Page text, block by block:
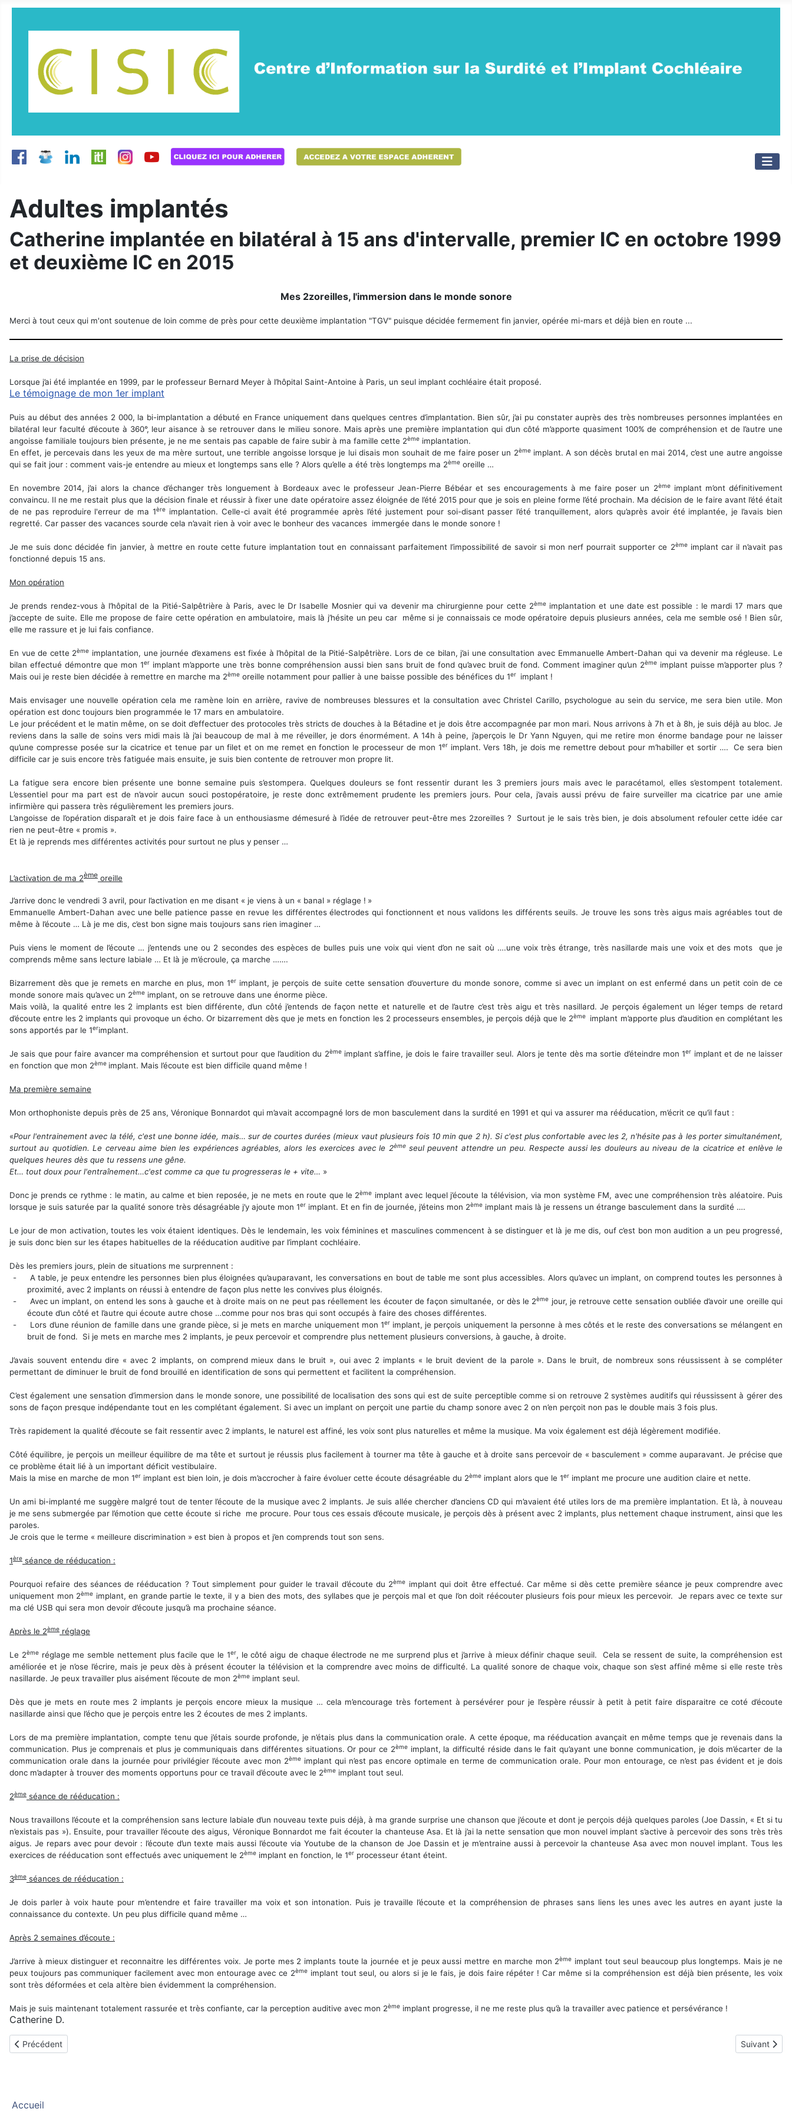
Adultes implantés
Catherine implantée en bilatéral à 15 ans d'intervalle, premier IC en octobre 1999
et deuxième IC en 2015
Mes 2zoreilles, l'immersion dans le monde sonore
Merci à tout ceux qui m'ont soutenue de loin comme de près pour cette deuxième implantation "TGV" puisque décidée fermement fin janvier, opérée mi-mars et déjà bien en route ...
La prise de décision
Lorsque j’ai été implantée en 1999, par le professeur Bernard Meyer à l’hôpital Saint-Antoine à Paris, un seul implant cochléaire était proposé.
Le témoignage de mon 1er implant
Puis au début des années 2 000, la bi-implantation a débuté en France uniquement dans quelques centres d’implantation. Bien sûr, j’ai pu constater auprès des très nombreuses personnes implantées en
bilatéral leur faculté d’écoute à 360°, leur aisance à se retrouver dans le milieu sonore. Mais après une première implantation qui d’un côté m’apporte quasiment 100% de compréhension et de l’autre une
angoisse familiale toujours bien présente, je ne me sentais pas capable de faire subir à ma famille cette 2ème implantation.
En effet, je percevais dans les yeux de ma mère surtout, une terrible angoisse lorsque je lui disais mon souhait de me faire poser un 2èmeimplant. A son décès brutal en mai 2014, c’est une autre angoisse
qui se fait jour : comment vais-je entendre au mieux et longtemps sans elle ? Alors qu’elle a été très longtemps ma 2ème oreille …
En novembre 2014, j’ai alors la chance d’échanger très longuement à Bordeaux avec le professeur Jean-Pierre Bébéar et ses encouragements à me faire poser un 2èmeimplant m’ont définitivement
convaincu. Il ne me restait plus que la décision finale et réussir à fixer une date opératoire assez éloignée de l’été 2015 pour que je sois en pleine forme l’été prochain. Ma décision de le faire avant l’été était
de ne pas reproduire l'erreur de ma 1ère implantation. Celle-ci avait été programmée après l’été justement pour soi-disant passer l’été tranquillement, alors qu’après avoir été implantée, je l’avais bien
regretté. Car passer des vacances sourde cela n’avait rien à voir avec le bonheur des vacances immergée dans le monde sonore !
Je me suis donc décidée fin janvier, à mettre en route cette future implantation tout en connaissant parfaitement l’impossibilité de savoir si mon nerf pourrait supporter ce 2èmeimplant car il n’avait pas
fonctionné depuis 15 ans.
Mon opération
Je prends rendez-vous à l’hôpital de la Pitié-Salpêtrière à Paris, avec le Dr Isabelle Mosnier qui va devenir ma chirurgienne pour cette 2èmeimplantation et une date est possible : le mardi 17 mars que
j’accepte de suite. Elle me propose de faire cette opération en ambulatoire, mais là j’hésite un peu car même si je connaissais ce mode opératoire depuis plusieurs années, cela me semble osé ! Bien sûr,
elle me rassure et je lui fais confiance.
En vue de cette 2ème implantation, une journée d’examens est fixée à l’hôpital de la Pitié-Salpêtrière. Lors de ce bilan, j’ai une consultation avec Emmanuelle Ambert-Dahan qui va devenir ma régleuse. Le
bilan effectué démontre que mon 1erimplant m’apporte une très bonne compréhension aussi bien sans bruit de fond qu’avec bruit de fond. Comment imaginer qu’un 2ème implant puisse m’apporter plus ?
Mais oui je reste bien décidée à remettre en marche ma 2ème oreille notamment pour pallier à une baisse possible des bénéfices du 1er implant !
Mais envisager une nouvelle opération cela me ramène loin en arrière, ravive de nombreuses blessures et la consultation avec Christel Carillo, psychologue au sein du service, me sera bien utile. Mon
opération est donc toujours bien programmée le 17 mars en ambulatoire.
Le jour précédent et le matin même, on se doit d’effectuer des protocoles très stricts de douches à la Bétadine et je dois être accompagnée par mon mari. Nous arrivons à 7h et à 8h, je suis déjà au bloc. Je
reviens dans la salle de soins vers midi mais là j’ai beaucoup de mal à me réveiller, je dors énormément. A 14h à peine, j’aperçois le Dr Yann Nguyen, qui me retire mon énorme bandage pour ne laisser
qu’une compresse posée sur la cicatrice et tenue par un filet et on me remet en fonction le processeur de mon 1erimplant. Vers 18h, je dois me remettre debout pour m’habiller et sortir …. Ce sera bien
difficile car je suis encore très fatiguée mais ensuite, je suis bien contente de retrouver mon propre lit.
La fatigue sera encore bien présente une bonne semaine puis s’estompera. Quelques douleurs se font ressentir durant les 3 premiers jours mais avec le paracétamol, elles s’estompent totalement.
L’essentiel pour ma part est de n’avoir aucun souci postopératoire, je reste donc extrêmement prudente les premiers jours. Pour cela, j’avais aussi prévu de faire surveiller ma cicatrice par une amie
infirmière qui passera très régulièrement les premiers jours.
L’angoisse de l’opération disparaît et je dois faire face à un enthousiasme démesuré à l’idée de retrouver peut-être mes 2zoreilles ? Surtout je le sais très bien, je dois absolument refouler cette idée car
rien ne peut-être « promis ».
Et là je reprends mes différentes activités pour surtout ne plus y penser …
L’activation de ma 2ème oreille
J’arrive donc le vendredi 3 avril, pour l’activation en me disant « je viens à un « banal » réglage ! »
Emmanuelle Ambert-Dahan avec une belle patience passe en revue les différentes électrodes qui fonctionnent et nous validons les différents seuils. Je trouve les sons très aigus mais agréables tout de
même à l’écoute … Là je me dis, c’est bon signe mais toujours sans rien imaginer …
Puis viens le moment de l’écoute … j’entends une ou 2 secondes des espèces de bulles puis une voix qui vient d’on ne sait où ….une voix très étrange, très nasillarde mais une voix et des mots que je
comprends même sans lecture labiale … Et là je m’écroule, ça marche …….
Bizarrement dès que je remets en marche en plus, mon 1er implant, je perçois de suite cette sensation d’ouverture du monde sonore, comme si avec un implant on est enfermé dans un petit coin de ce
monde sonore mais qu’avec un 2ème implant, on se retrouve dans une énorme pièce.
Mais voilà, la qualité entre les 2 implants est bien différente, d’un côté j’entends de façon nette et naturelle et de l’autre c’est très aigu et très nasillard. Je perçois également un léger temps de retard
d’écoute entre les 2 implants qui provoque un écho. Or bizarrement dès que je mets en fonction les 2 processeurs ensembles, je perçois déjà que le 2ème
implant m’apporte plus d’audition en complétant les
sons apportés par le 1erimplant.
Je sais que pour faire avancer ma compréhension et surtout pour que l’audition du 2èmeimplant s’affine, je dois le faire travailler seul. Alors je tente dès ma sortie d’éteindre mon 1er implant et de ne laisser
en fonction que mon 2ème implant. Mais l’écoute est bien difficile quand même !
Ma première semaine
Mon orthophoniste depuis près de 25 ans, Véronique Bonnardot qui m’avait accompagné lors de mon basculement dans la surdité en 1991 et qui va assurer ma rééducation, m’écrit ce qu’il faut :
«Pour l'entrainement avec la télé, c'est une bonne idée, mais… sur de courtes durées (mieux vaut plusieurs fois 10 min que 2 h). Si c'est plus confortable avec les 2, n'hésite pas à les porter simultanément,
surtout au quotidien. Le cerveau aime bien les expériences agréables, alors les exercices avec le 2èmeseul peuvent attendre un peu. Respecte aussi les douleurs au niveau de la cicatrice et enlève le
quelques heures dès que tu ressens une gêne.
Et… tout doux pour l'entraînement…c'est comme ca que tu progresseras le + vite… »
Donc je prends ce rythme : le matin, au calme et bien reposée, je ne mets en route que le 2ème implant avec lequel j’écoute la télévision, via mon système FM, avec une compréhension très aléatoire. Puis
lorsque je suis saturée par la qualité sonore très désagréable j’y ajoute mon 1er implant. Et en fin de journée, j’éteins mon 2ème implant mais là je ressens un étrange basculement dans la surdité ….
Le jour de mon activation, toutes les voix étaient identiques. Dès le lendemain, les voix féminines et masculines commencent à se distinguer et là je me dis, ouf c’est bon mon audition a un peu progressé,
je suis donc bien sur les étapes habituelles de la rééducation auditive par l’implant cochléaire.
Dès les premiers jours, plein de situations me surprennent :
-
A table, je peux entendre les personnes bien plus éloignées qu’auparavant, les conversations en bout de table me sont plus accessibles. Alors qu’avec un implant, on comprend toutes les personnes à
proximité, avec 2 implants on réussi à entendre de façon plus nette les convives plus éloignés.
-
Avec un implant, on entend les sons à gauche et à droite mais on ne peut pas réellement les écouter de façon simultanée, or dès le 2ème jour, je retrouve cette sensation oubliée d’avoir une oreille qui
écoute d’un côté et l’autre qui écoute autre chose …comme pour nos bras qui sont occupés à faire des choses différentes.
-
Lors d’une réunion de famille dans une grande pièce, si je mets en marche uniquement mon 1er implant, je perçois uniquement la personne à mes côtés et le reste des conversations se mélangent en
bruit de fond. Si je mets en marche mes 2 implants, je peux percevoir et comprendre plus nettement plusieurs conversions, à gauche, à droite.
J’avais souvent entendu dire « avec 2 implants, on comprend mieux dans le bruit », oui avec 2 implants « le bruit devient de la parole ». Dans le bruit, de nombreux sons réussissent à se compléter
permettant de diminuer le bruit de fond brouillé en identification de sons qui permettent et facilitent la compréhension.
C’est également une sensation d’immersion dans le monde sonore, une possibilité de localisation des sons qui est de suite perceptible comme si on retrouve 2 systèmes auditifs qui réussissent à gérer des
sons de façon presque indépendante tout en les complétant également. Si avec un implant on perçoit une partie du champ sonore avec 2 on n’en perçoit non pas le double mais 3 fois plus.
Très rapidement la qualité d’écoute se fait ressentir avec 2 implants, le naturel est affiné, les voix sont plus naturelles et même la musique. Ma voix également est déjà légèrement modifiée.
Côté équilibre, je perçois un meilleur équilibre de ma tête et surtout je réussis plus facilement à tourner ma tête à gauche et à droite sans percevoir de « basculement » comme auparavant. Je précise que
ce problème était lié à un important déficit vestibulaire.
Mais la mise en marche de mon 1er implant est bien loin, je dois m’accrocher à faire évoluer cette écoute désagréable du 2ème implant alors que le 1er implant me procure une audition claire et nette.
Un ami bi-implanté me suggère malgré tout de tenter l’écoute de la musique avec 2 implants. Je suis allée chercher d’anciens CD qui m’avaient été utiles lors de ma première implantation. Et là, à nouveau
je me sens submergée par l’émotion que cette écoute si riche me procure. Pour tous ces essais d’écoute musicale, je perçois dès à présent avec 2 implants, plus nettement chaque instrument, ainsi que les
paroles.
Je crois que le terme « meilleure discrimination » est bien à propos et j’en comprends tout son sens.
1ère séance de rééducation :
Pourquoi refaire des séances de rééducation ? Tout simplement pour guider le travail d’écoute du 2ème implant qui doit être effectué. Car même si dès cette première séance je peux comprendre avec
uniquement mon 2ème implant, en grande partie le texte, il y a bien des mots, des syllabes que je perçois mal et que l’on doit réécouter plusieurs fois pour mieux les percevoir. Je repars avec ce texte sur
ma clé USB qui sera mon devoir d’écoute jusqu’à ma prochaine séance.
Après le 2ème réglage
Le 2èmeréglage me semble nettement plus facile que le 1er, le côté aigu de chaque électrode ne me surprend plus et j’arrive à mieux définir chaque seuil. Cela se ressent de suite, la compréhension est
améliorée et je n’ose l’écrire, mais je peux dès à présent écouter la télévision et la comprendre avec moins de difficulté. La qualité sonore de chaque voix, chaque son s’est affiné même si elle reste très
nasillarde. Je peux travailler plus aisément l’écoute de mon 2ème implant seul.
Dès que je mets en route mes 2 implants je perçois encore mieux la musique … cela m’encourage très fortement à persévérer pour je l’espère réussir à petit à petit faire disparaitre ce coté d’écoute
nasillarde ainsi que l’écho que je perçois entre les 2 écoutes de mes 2 implants.
Lors de ma première implantation, compte tenu que j’étais sourde profonde, je n’étais plus dans la communication orale. A cette époque, ma rééducation avançait en même temps que je revenais dans la
communication. Plus je comprenais et plus je communiquais dans différentes situations. Or pour ce 2èmeimplant, la difficulté réside dans le fait qu’ayant une bonne communication, je dois m’écarter de la
communication orale dans la journée pour privilégier l’écoute avec mon 2èmeimplant qui n’est pas encore optimale en terme de communication orale. Pour mon entourage, ce n’est pas évident et je dois
donc m’adapter à trouver des moments opportuns pour ce travail d’écoute avec le 2ème implant tout seul.
2ème séance de rééducation :
Nous travaillons l’écoute et la compréhension sans lecture labiale d’un nouveau texte puis déjà, à ma grande surprise une chanson que j’écoute et dont je perçois déjà quelques paroles (Joe Dassin, « Et si tu
n’existais pas »). Ensuite, pour travailler l’écoute des aigus, Véronique Bonnardot me fait écouter la chanteuse Asa. Et là j’ai la nette sensation que mon nouvel implant s’active à percevoir des sons très très
aigus. Je repars avec pour devoir : l’écoute d’un texte mais aussi l’écoute via Youtube de la chanson de Joe Dassin et je m’entraine aussi à percevoir la chanteuse Asa avec mon nouvel implant. Tous les
exercices de rééducation sont effectués avec uniquement le 2ème implant en fonction, le 1er processeur étant éteint.
3ème séances de rééducation :
Je dois parler à voix haute pour m’entendre et faire travailler ma voix et son intonation. Puis je travaille l’écoute et la compréhension de phrases sans liens les unes avec les autres en ayant juste la
connaissance du contexte. Un peu plus difficile quand même …
Après 2 semaines d’écoute :
J’arrive à mieux distinguer et reconnaitre les différentes voix. Je porte mes 2 implants toute la journée et je peux aussi mettre en marche mon 2ème implant tout seul beaucoup plus longtemps. Mais je ne
peux toujours pas communiquer facilement avec mon entourage avec ce 2ème implant tout seul, ou alors si je le fais, je dois faire répéter ! Car même si la compréhension est déjà bien présente, les voix
sont très déformées et cela altère bien évidemment la compréhension.
Mais je suis maintenant totalement rassurée et très confiante, car la perception auditive avec mon 2ème implant progresse, il ne me reste plus qu’à la travailler avec patience et persévérance !
Catherine D.
Article précédent : Hélène, implantée en février 2015
Précédent Article
Suivant
Accueil